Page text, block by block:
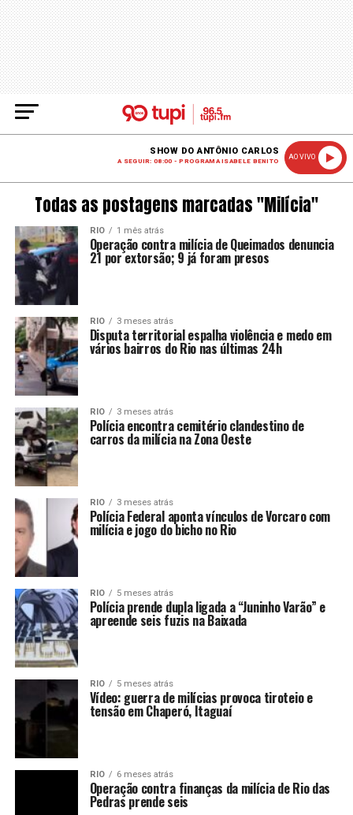
SHOW DO ANTÔNIO CARLOS
A SEGUIR: 08:00 - PROGRAMA ISABELE BENITO
AO VIVO
Todas as postagens marcadas "Milícia"
RIO 1 mês atrás
Operação contra milícia de Queimados denuncia
21 por extorsão; 9 já foram presos
RIO 3 meses atrás
Disputa territorial espalha violência e medo em
vários bairros do Rio nas últimas 24h
RIO 3 meses atrás
Polícia encontra cemitério clandestino de
carros da milícia na Zona Oeste
RIO 3 meses atrás
Polícia Federal aponta vínculos de Vorcaro com
milícia e jogo do bicho no Rio
RIO 5 meses atrás
Polícia prende dupla ligada a “Juninho Varão” e
apreende seis fuzis na Baixada
RIO 5 meses atrás
Vídeo: guerra de milícias provoca tiroteio e
tensão em Chaperó, Itaguaí
RIO 6 meses atrás
Operação contra finanças da milícia de Rio das
Pedras prende seis